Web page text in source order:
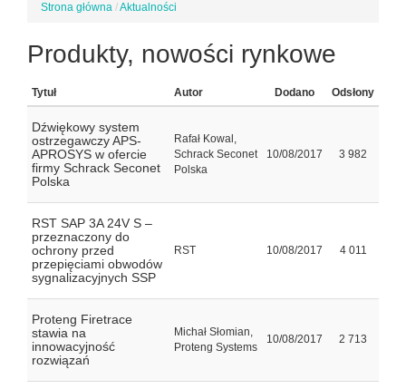
Jesteś
Strona główna /Aktualności
Produkty, nowości rynkowe
Tytuł Autor Dodano Odsłony
Dźwiękowy system
ostrzegawczy APS-
APROSYS w ofercie
firmy Schrack Seconet
Polska
Rafał Kowal,
Schrack Seconet
Polska
10/08/2017 3 982
RST SAP 3A 24V S –
przeznaczony do
ochrony przed
przepięciami obwodów
sygnalizacyjnych SSP
RST 10/08/2017 4 011
Proteng Firetrace
stawia na
innowacyjność
rozwiązań
Michał Słomian,
Proteng Systems
10/08/2017 2 713